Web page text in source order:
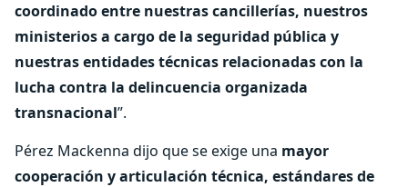
coordinado entre nuestras cancillerías, nuestros
ministerios a cargo de la seguridad pública y
nuestras entidades técnicas relacionadas con la
lucha contra la delincuencia organizada
transnacional”.
Pérez Mackenna dijo que se exige una mayor
cooperación y articulación técnica, estándares de